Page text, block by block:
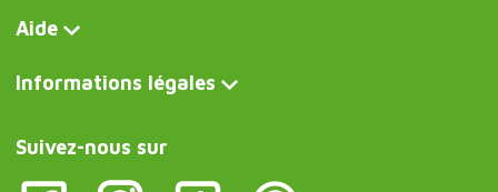
Aide
Informations légales
Suivez-nous sur